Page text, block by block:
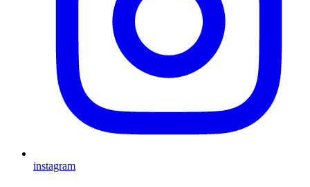
instagram